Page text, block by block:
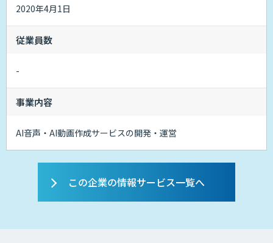
2020年4月1日
従業員数
-
事業内容
AI音声・AI動画作成サービスの開発・運営
この企業の情報サービス一覧へ